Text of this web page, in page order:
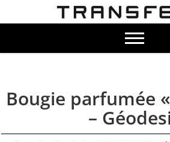
Bougie parfumée
–